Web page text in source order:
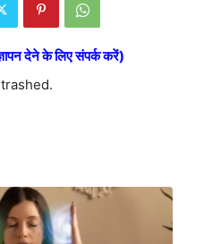
देने के लिए संपर्क करें)